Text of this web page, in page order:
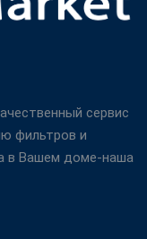
сервис
фильтров и
в Вашем доме-наша